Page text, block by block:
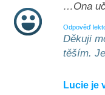
…Ona
Odpověď
Děkuji
těším.
Lucie je